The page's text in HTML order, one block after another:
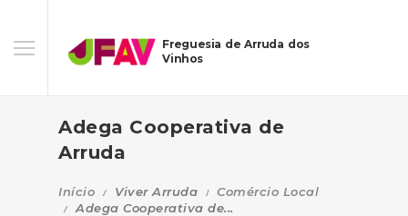
Freguesia de Arruda dos
Vinhos
Adega Cooperativa de
Arruda
Início Viver Arruda
Comércio Local
Adega Cooperativa de...